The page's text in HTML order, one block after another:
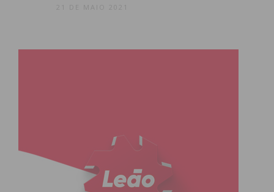
21 DE MAIO 2021